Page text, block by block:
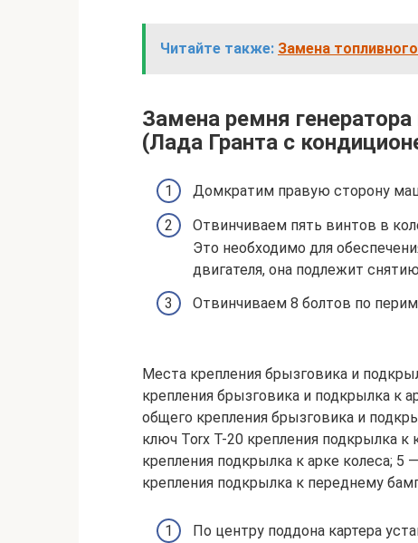
Читайте также: Замена
Замена ремня
(Лада Гранта с
Домкратим правую сторону
Отвинчиваем пять винтов в
Это необходимо для
двигателя, она подлежит
Отвинчиваем 8 болтов по
Места крепления брызговика и
крепления брызговика и подкрылка к
общего крепления брызговика и
ключ Torx T-20 крепления подкрылка
крепления подкрылка к арке колеса;
крепления подкрылка к переднему
По центру поддона картера